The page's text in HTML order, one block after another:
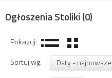
Ogłoszenia Stoliki (0)
Pokazuj:
Sortuj wg:
Daty - najnowsze